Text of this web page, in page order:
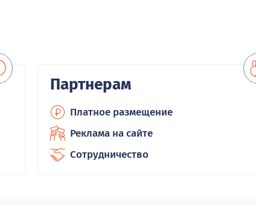
Партнерам
Платное размещение
Реклама на сайте
Сотрудничество